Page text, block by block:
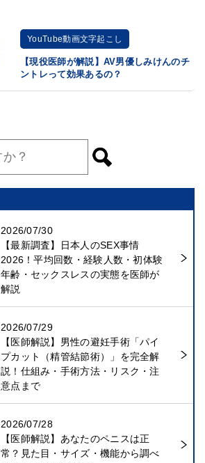
YouTube動画文字起こし
【現役医師が解説】AV男優しみけんのチ
ントレって効果あるの？
2026/07/30
【最新調査】日本人のSEX事情
2026！平均回数・経験人数・初体験
年齢・セックスレスの実態を医師が
解説
2026/07/29
【医師解説】男性の避妊手術「パイ
プカット（精管結節術）」を完全解
説！仕組み・手術方法・リスク・注
意点まで
2026/07/28
【医師解説】あなたのペニスは正
常？見た目・サイズ・機能から調べ